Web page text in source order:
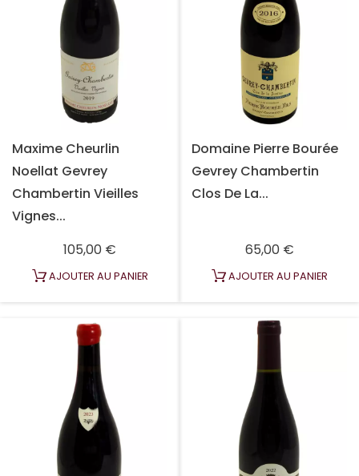
Maxime Cheurlin
Noellat Gevrey
Chambertin Vieilles
Vignes...
105,00 €
AJOUTER AU PANIER
Domaine Pierre Bourée
Gevrey Chambertin
Clos De La...
65,00 €Prix
AJOUTER AU PANIER